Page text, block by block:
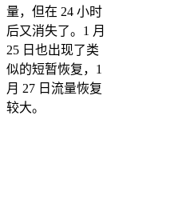
量，但在 24 小时
后又消失了。1 月
25 日也出现了类
似的短暂恢复，1
月 27 日流量恢复
较大。